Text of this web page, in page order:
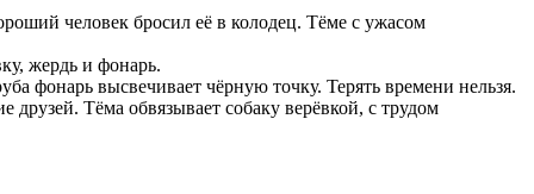
человек бросил её в колодец. Тёме с ужасом
жердь и фонарь.
фонарь высвечивает чёрную точку. Терять времени нельзя.
Тёма обвязывает собаку верёвкой, с трудом